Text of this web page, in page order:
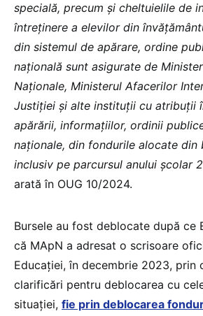
specială, precum și cheltuielile de
întreținere a elevilor din
din sistemul de apărare, ordine
națională sunt asigurate de
Naționale, Ministerul Afacerilor
Justiției și alte instituții cu atribuții
apărării, informațiilor, ordinii
naționale, din fondurile alocate din
inclusiv pe parcursul anului școlar
arată în OUG 10/2024.
Bursele au fost deblocate după ce
că MApN a adresat o scrisoare
Educației, în decembrie 2023, prin
clarificări pentru deblocarea cu
situației, fie prin deblocarea